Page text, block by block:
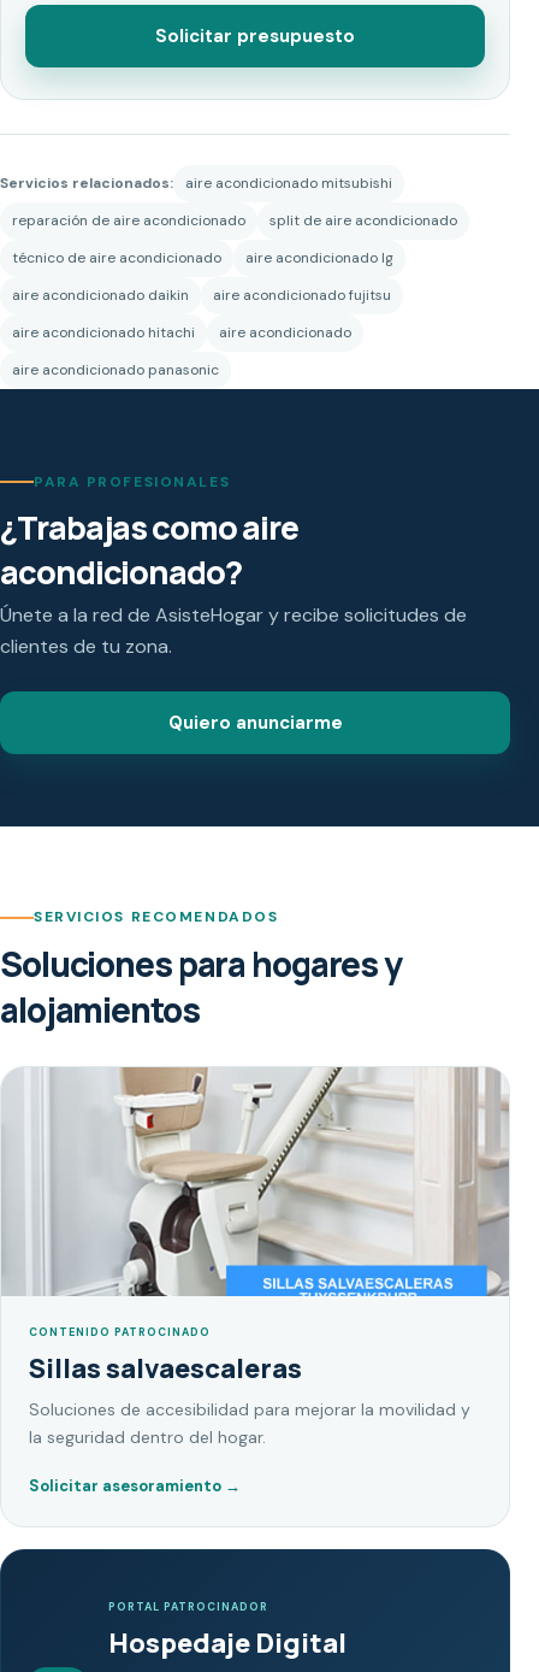
Solicitar presupuesto
Servicios relacionados:
aire acondicionado mitsubishi
reparación de aire acondicionado
split de aire acondicionado
técnico de aire acondicionado
aire acondicionado lg
aire acondicionado daikin
aire acondicionado fujitsu
aire acondicionado hitachi
aire acondicionado
aire acondicionado panasonic
PARA PROFESIONALES
¿Trabajas como aire
acondicionado?
Únete a la red de AsisteHogar y recibe solicitudes de
clientes de tu zona.
Quiero anunciarme
SERVICIOS RECOMENDADOS
Soluciones para hogares y
alojamientos
CONTENIDO PATROCINADO
Sillas salvaescaleras
Soluciones de accesibilidad para mejorar la movilidad y
la seguridad dentro del hogar.
Solicitar asesoramiento →
PORTAL PATROCINADOR
Hospedaje Digital